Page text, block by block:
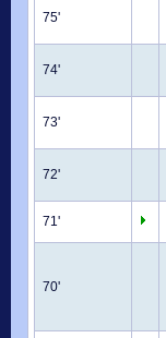
75'
74'
73'
72'
71'
70'